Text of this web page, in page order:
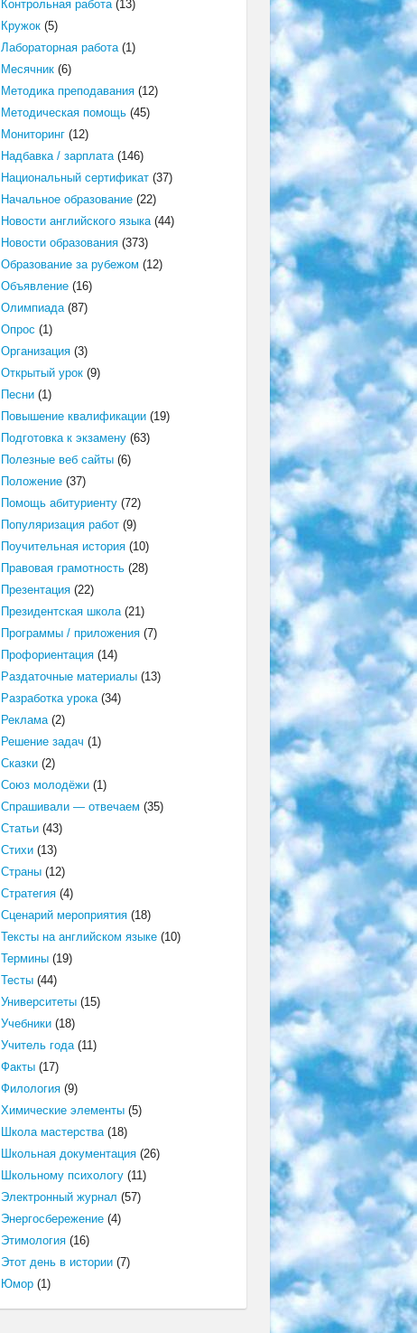
Контрольная работа(13)
Кружок(5)
Лабораторная работа(1)
Месячник(6)
Методика преподавания(12)
Методическая помощь(45)
Мониторинг(12)
Надбавка / зарплата(146)
Национальный сертификат(37)
Начальное образование(22)
Новости английского языка(44)
Новости образования(373)
Образование за рубежом (12)
Объявление(16)
Олимпиада(87)
Опрос (1)
Организация(3)
Открытый урок(9)
Песни(1)
Повышение квалификации(19)
Подготовка к экзамену(63)
Полезные веб сайты(6)
Положение(37)
Помощь абитуриенту(72)
Популяризация работ(9)
Поучительная история(10)
Правовая грамотность(28)
Презентация(22)
Президентская школа(21)
Программы / приложения(7)
Профориентация(14)
Раздаточные материалы(13)
Разработка урока(34)
Реклама(2)
Решение задач (1)
Сказки(2)
Союз молодёжи(1)
Спрашивали — отвечаем (35)
Статьи(43)
Стихи(13)
Страны(12)
Стратегия(4)
Сценарий мероприятия(18)
Тексты на английском языке(10)
Термины(19)
Тесты(44)
Университеты(15)
Учебники(18)
Учитель года(11)
Факты(17)
Филология(9)
Химические элементы(5)
Школа мастерства(18)
Школьная документация(26)
Школьному психологу(11)
Электронный журнал (57)
Энергосбережение(4)
Этимология(16)
Этот день в истории(7)
Юмор(1)